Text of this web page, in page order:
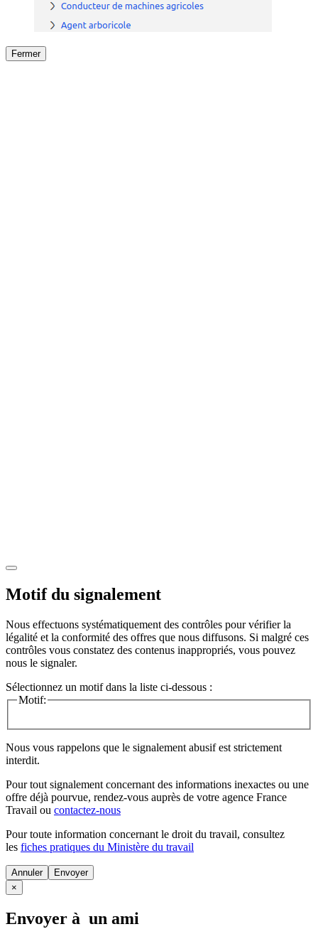
Fermer
Motif du signalement
Nous effectuons systématiquement des contrôles pour vérifier la
légalité et la conformité des offres que nous diffusons. Si malgré ces
contrôles vous constatez des contenus inappropriés, vous pouvez
nous le signaler.
Sélectionnez un motif dans la liste ci-dessous :
Motif:
Nous vous rappelons que le signalement abusif est strictement
interdit.
Pour tout signalement concernant des informations inexactes ou une
offre déjà pourvue, rendez-vous auprès de votre agence France
Travail ou contactez-nous
Pour toute information concernant le droit du travail, consultez
les fiches pratiques du Ministère du travail
Annuler
×
Envoyer à un ami